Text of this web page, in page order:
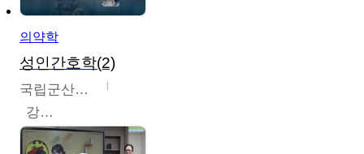
의약학
성인간호학(2)
국립군산대학교
강경아